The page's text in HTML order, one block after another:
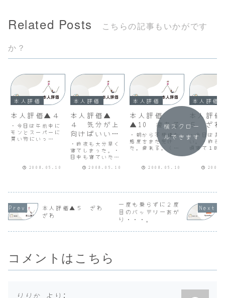
Related Posts
こちらの記事もいかがです
か？
本人評価
本人評価▲４
・今日は午前中に
モンとスーパーに
買い物にいっ
けだったけどまた
寝てしまって起き
いかざわざわ感は
か薬が効いてきた
わけないし。・ど
うしても復職に自
2008.05.10
本人評価
本人評価▲
４ 気分が上
向けばいいの
に
・昨夜も大分早く
寝てしまった。・
日中も寝ていたの
ざわが少しだ
2008.05.10
本人評価
本人評価
▲10 疲れる
・朝から不機嫌な
態度をまた受け
た。疲れる。（詳
しく事情を説明し
がやめました。す
2008.05.10
本人評価
本人評
５ ざわ
・今日は具
い。・昨夜
頃寝て１時
覚めた。・
も眠れない
朝５時に目
た。・一度
けどまた寝
腕がざわざ
見...
横スクロー
ルできます
本人評価▲５ ざわ
ざわ
一度も乗らずに２度
目のバッテリーあが
り・・・。
コメントはこちら
りりか より: